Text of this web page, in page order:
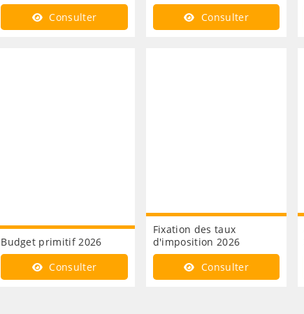
Consulter
Consulter
Budget primitif 2026
Consulter
Fixation des taux
d'imposition 2026
Consulter